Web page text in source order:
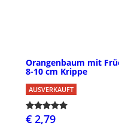
Orangenbaum mit
8-10 cm Krippe
AUSVERKAUFT
€ 2,79